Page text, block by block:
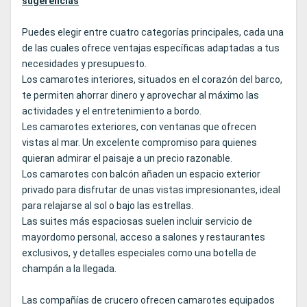
Puedes elegir entre cuatro categorías principales, cada una
de las cuales ofrece ventajas específicas adaptadas a tus
necesidades y presupuesto.
Los camarotes interiores, situados en el corazón del barco,
te permiten ahorrar dinero y aprovechar al máximo las
actividades y el entretenimiento a bordo.
Les camarotes exteriores, con ventanas que ofrecen
vistas al mar. Un excelente compromiso para quienes
quieran admirar el paisaje a un precio razonable.
Los camarotes con balcón añaden un espacio exterior
privado para disfrutar de unas vistas impresionantes, ideal
para relajarse al sol o bajo las estrellas.
Las suites más espaciosas suelen incluir servicio de
mayordomo personal, acceso a salones y restaurantes
exclusivos, y detalles especiales como una botella de
champán a la llegada.
Las compañías de crucero ofrecen camarotes equipados